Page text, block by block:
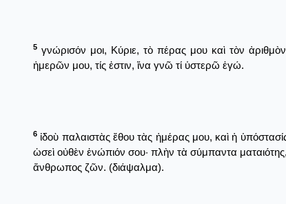
5 γνώρισόν μοι, Κύριε, τὸ πέρας μου καὶ τὸν
ἡμερῶν μου, τίς ἐστιν, ἵνα γνῶ τί ὑστερῶ ἐγώ.
6 ἰδοὺ παλαιστὰς ἔθου τὰς ἡμέρας μου, καὶ ἡ
ὡσεὶ οὐθὲν ἐνώπιόν σου· πλὴν τὰ σύμπαντα
ἄνθρωπος ζῶν. (διάψαλμα).